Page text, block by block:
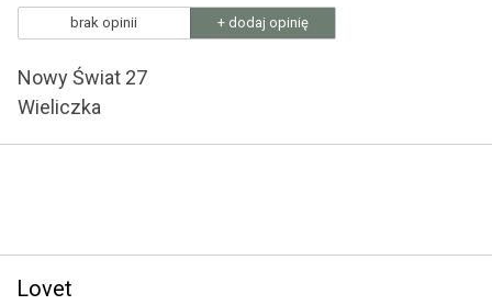
brak opinii + dodaj opinię
Nowy Świat 27
Wieliczka
Lovet